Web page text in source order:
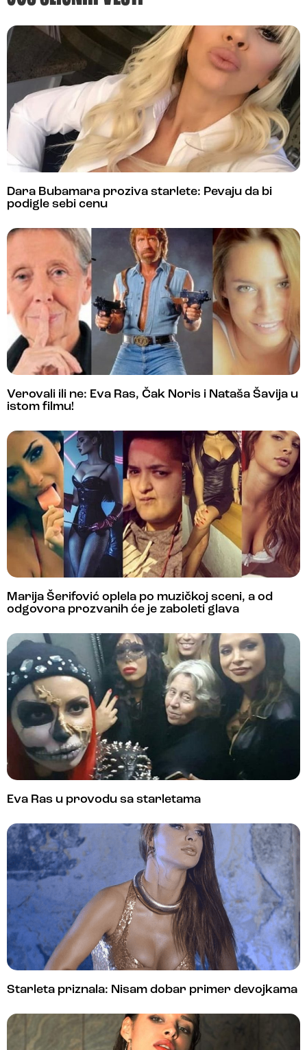
Dara Bubamara proziva starlete: Pevaju da bi
podigle sebi cenu
Verovali ili ne: Eva Ras, Čak Noris i Nataša Šavija u
istom filmu!
Marija Šerifović oplela po muzičkoj sceni, a od
odgovora prozvanih će je zaboleti glava
Eva Ras u provodu sa starletama
Starleta priznala: Nisam dobar primer devojkama